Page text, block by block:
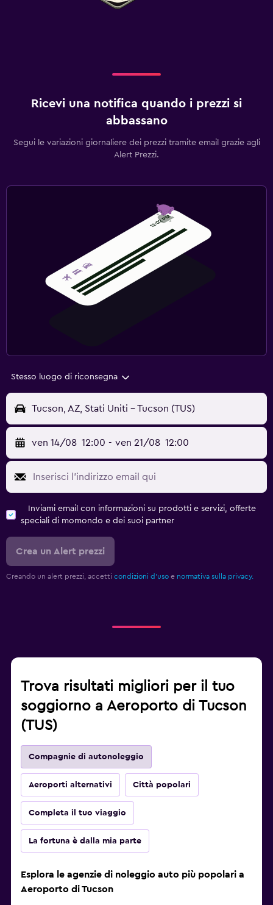
Ricevi una notifica quando i prezzi si
abbassano
Segui le variazioni giornaliere dei prezzi tramite email grazie agli
Alert Prezzi.
Stesso luogo di riconsegna
Tucson, AZ, Stati Uniti - Tucson (TUS)
ven 14/08 12:00 - ven 21/08 12:00
Inviami email con informazioni su prodotti e servizi, offerte
speciali di momondo e dei suoi partner
Crea un Alert prezzi
Creando un alert prezzi, accetti condizioni d'uso e normativa sulla privacy.
Trova risultati migliori per il tuo
soggiorno a Aeroporto di Tucson
(TUS)
Compagnie di autonoleggio
Aeroporti alternativi Città popolari
Completa il tuo viaggio
La fortuna è dalla mia parte
Esplora le agenzie di noleggio auto più popolari a
Aeroporto di Tucson